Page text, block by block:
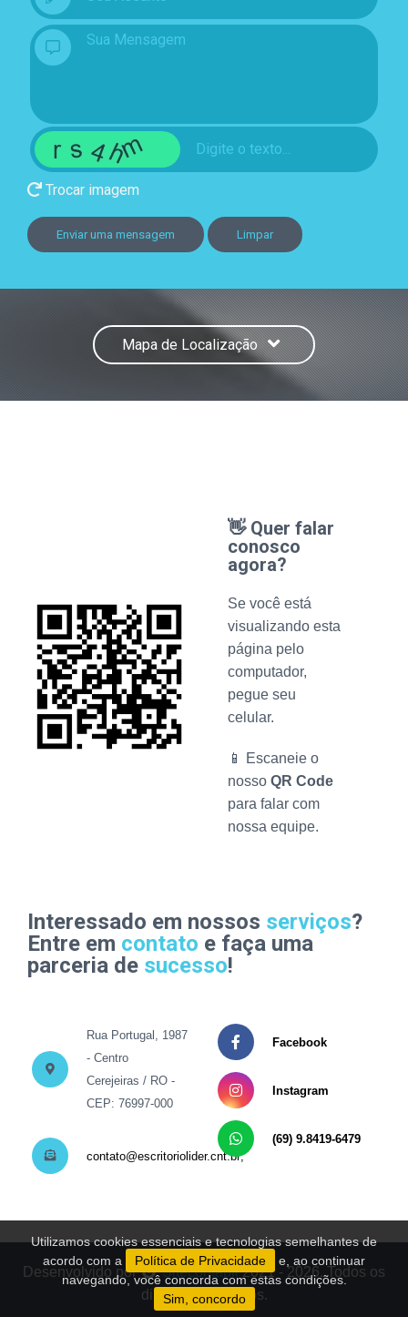
Utilizamos cookies essenciais e tecnologias semelhantes de
acordo com a
Política de Privacidade
e, ao continuar
navegando, você concorda com estas condições.
Sim, concordo
Trocar imagem
Enviar uma mensagem Limpar
Mapa de Localização
👋 Quer falar
conosco
agora?
Se você está
visualizando esta
página pelo
computador,
pegue seu
celular.
📱 Escaneie o
nosso QR Code
para falar com
nossa equipe.
Interessado em nossos serviços?
Entre em contato e faça uma
parceria de sucesso!
Rua Portugal, 1987
- Centro
Cerejeiras / RO -
CEP: 76997-000
contato@escritoriolider.cnt.br;
Facebook
Instagram
(69) 9.8419-6479
Desenvolvido por Sitecontabil2021 - 2026. Todos os
direitos reservados.